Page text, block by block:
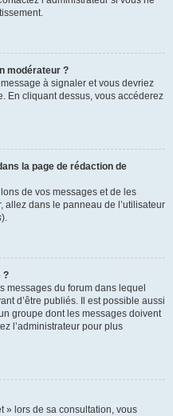
modérateur ?
à signaler et vous devriez
En cliquant dessus, vous accéderez
la page de rédaction de
de vos messages et de les
allez dans le panneau de l’utilisateur
).
?
messages du forum dans lequel
d’être publiés. Il est possible aussi
groupe dont les messages doivent
l’administrateur pour plus
» lors de sa consultation, vous